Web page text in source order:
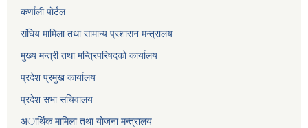
कर्णाली पाेर्टल
संघिय मामिला तथा सामान्य प्रशासन मन्त्रालय
मुख्य मन्त्री तथा मन्त्रिपरिषदको कार्यालय
प्रदेश प्रमुख कार्यालय
प्रदेश सभा सचिवालय
अार्थिक मामिला तथा याेजना मन्त्रालय